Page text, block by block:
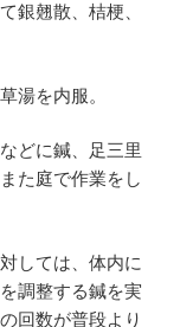
銀翹散、桔梗、
湯を内服。
どに鍼、足三里
た庭で作業をし
しては、体内に
調整する鍼を実
回数が普段より